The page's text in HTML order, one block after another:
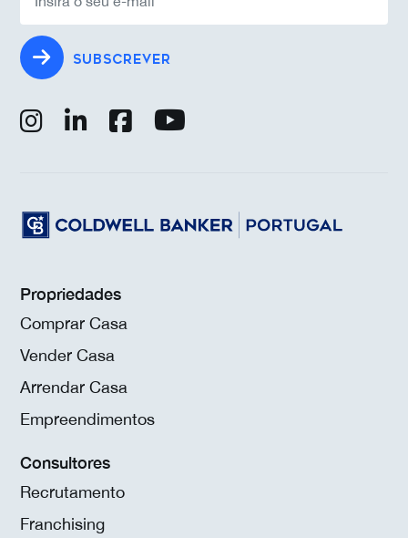
SUBSCREVER
Propriedades
Comprar Casa
Vender Casa
Arrendar Casa
Empreendimentos
Consultores
Recrutamento
Franchising